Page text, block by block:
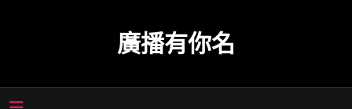
廣播有你名